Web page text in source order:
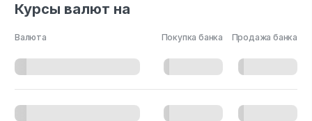
Курсы валют на
Валюта Покупка банка Продажа банка